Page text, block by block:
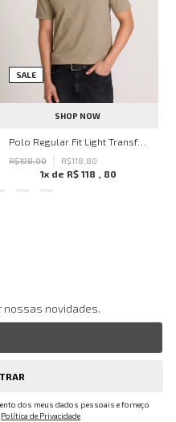
SALE
SHOP NOW
Polo Regular Fit Light Transfer Bege Médio John John Masculina
R$198,00 R$118 80
1x de R$ 118 80
novidades.
dos meus dados pessoais e forneço
Política de Privacidade